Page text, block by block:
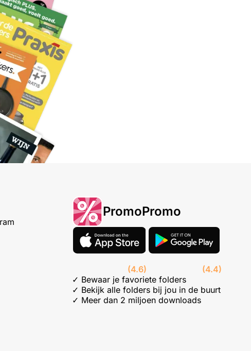
PromoPromo
(4.6)
(4.4)
✓ Bewaar je favoriete folders
✓ Bekijk alle folders bij jou in de buurt
✓ Meer dan 2 miljoen downloads